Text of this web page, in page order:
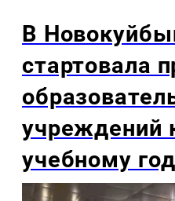
В
стартовала
учреждений
учебному